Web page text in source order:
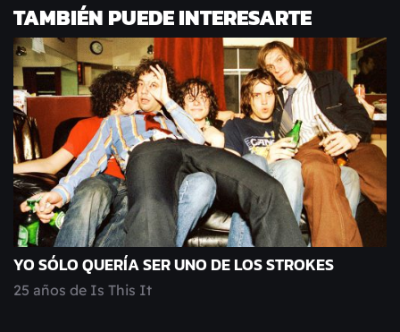
TAMBIÉN PUEDE INTERESARTE
YO SÓLO QUERÍA SER UNO DE LOS STROKES
25 años de Is This It